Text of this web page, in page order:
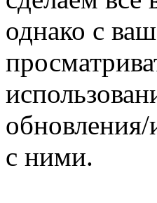
однако с
обновления/
с ними.